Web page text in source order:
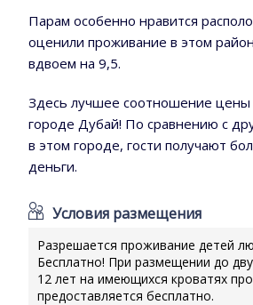
Парам особенно нравится
оценили проживание в этом
вдвоем на 9,5.
Здесь лучшее соотношение цены
городе Дубай! По сравнению с
в этом городе, гости получают
деньги.
Условия размещения
Разрешается проживание детей
Бесплатно! При размещении до
12 лет на имеющихся кроватях
предоставляется бесплатно.